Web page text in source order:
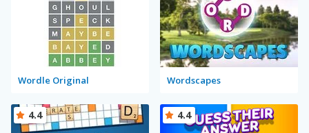
Wordle Original Wordscapes
4.4 4.4